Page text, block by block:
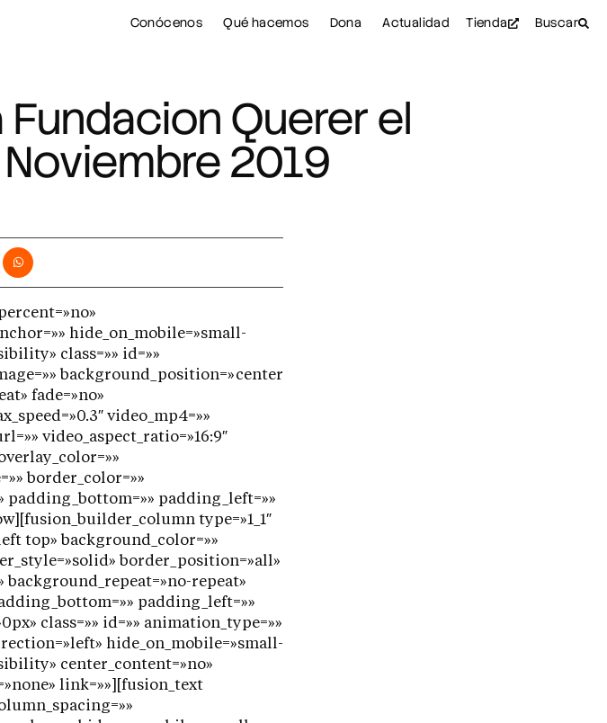
Conócenos Qué hacemos Dona Actualidad Tienda Buscar
Fundacion Querer el
2019
hide_on_mobile=»small-
class=»» id=»»
background_position=»center
fade=»no»
video_mp4=»»
video_aspect_ratio=»16:9″
border_color=»»
padding_bottom=»» padding_left=»»
type=»1_1″
top» background_color=»»
border_position=»all»
background_repeat=»no-repeat»
padding_left=»»
class=»» id=»» animation_type=»»
hide_on_mobile=»small-
center_content=»no»
link=»»][fusion_text